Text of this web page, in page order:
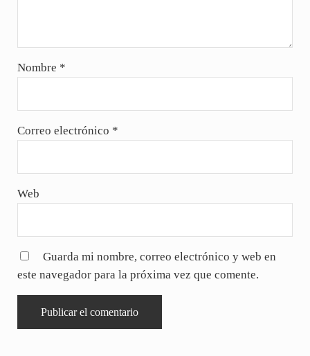
Nombre *
Correo electrónico *
Web
Guarda mi nombre, correo electrónico y web en
este navegador para la próxima vez que comente.